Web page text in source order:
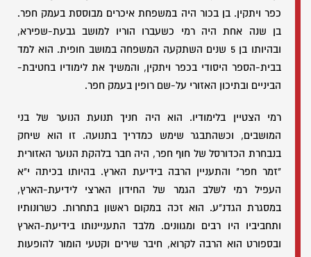
כפר ויתקין. בן בכור היה במשפחת איכרים מבוססת בעמק חפר.
בן שנה אחת היה רמי כשעברו הוריו למושב גבעת-שפירא,
ובהיותו בן 5 שנים השתקעה המשפחה במושב חופית. הוא למד
בבית-הספר היסודי בכפר ויתקין, והמשיך את לימודיו בחטיבת-
הביניים ובתיכון האזורי על-שם רופין בעמק חפר.
רמי הצטיין בלימודיו. הוא היה חניך תנועת הנוער של בני
המושבים, וכשהתבגר שימש כמדריך בתנועה. זו הוא שיחק
בנבחרת הכדורסל של חוף חפר, היה חבר בלהקת הנוער האזורית
"זמר חפר" והתעניין הרבה בידיעת הארץ. בהיותו בכיתה י"א
העפיל רמי לשלב הגמר של החידון הארצי לידיעת-הארץ,
במסגרת הגדנ"ע. הוא זכה במקום ראשון בתחרות. כשרונותיו
ותחביביו היו רבים ומגוונים. מלבד התעניינותו בידיעת-הארץ
ובספורט הוא הרבה לקרוא, חיבר שירים וקטעי הומור להופעות